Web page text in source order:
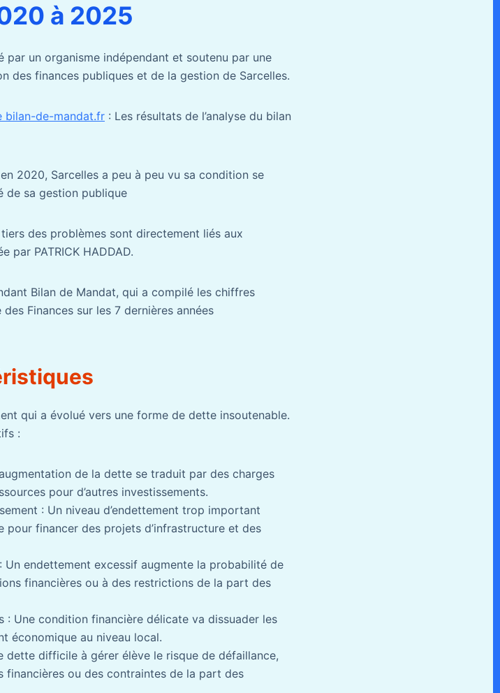
à 2025
par un organisme indépendant et soutenu par une
des finances publiques et de la gestion de Sarcelles.
bilan-de-mandat.fr : Les résultats de l’analyse du bilan
2020, Sarcelles a peu à peu vu sa condition se
de sa gestion publique
des problèmes sont directement liés aux
par PATRICK HADDAD.
Bilan de Mandat, qui a compilé les chiffres
Finances sur les 7 dernières années
qui a évolué vers une forme de dette insoutenable.
:
de la dette se traduit par des charges
pour d’autres investissements.
: Un niveau d’endettement trop important
pour financer des projets d’infrastructure et des
endettement excessif augmente la probabilité de
financières ou à des restrictions de la part des
: Une condition financière délicate va dissuader les
économique au niveau local.
dette difficile à gérer élève le risque de défaillance,
financières ou des contraintes de la part des